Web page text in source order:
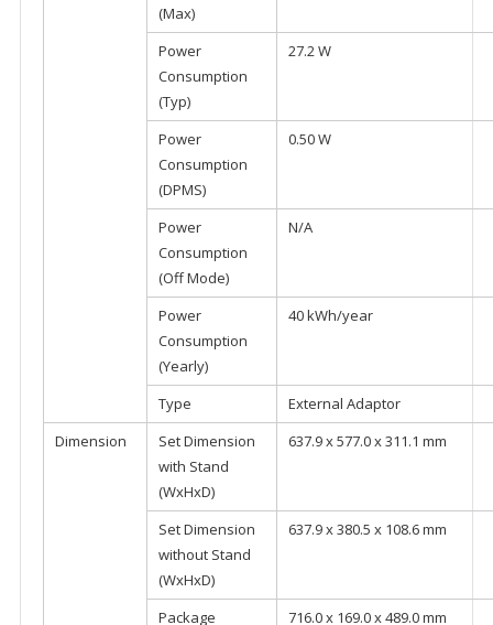
(Max)
Power
Consumption
(Typ)
27.2 W
Power
Consumption
(DPMS)
0.50 W
Power
Consumption
(Off Mode)
N/A
Power
Consumption
(Yearly)
40 kWh/year
Type
External Adaptor
Dimension
Set Dimension
with Stand
(WxHxD)
637.9 x 577.0 x 311.1 mm
Set Dimension
without Stand
(WxHxD)
637.9 x 380.5 x 108.6 mm
Package 716.0 x 169.0 x 489.0 mm